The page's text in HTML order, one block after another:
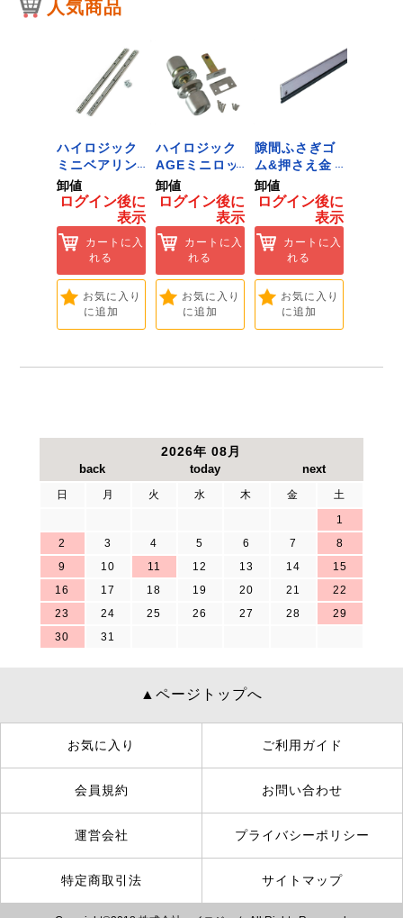
人気商品
ハイロジック
ミニベアリン
グタイプ 310
ミリ 72958
Hardware]
卸値
ログイン後に
表示
カートに入
れる
お気に入り
に追加
ハイロジック
AGEミニロッ
ク 360W
[Tools &
Hardware]
卸値
ログイン後に
表示
カートに入
れる
お気に入り
に追加
隙間ふさぎゴ
ム&押さえ金
物 72909
卸値
ログイン後に
表示
カートに入
れる
お気に入り
に追加
2026年 08月
日 月 火 水 木 金
土
1
2
3 4 5 6 7
8
9
10 11 12 13 14
15
16
17 18 19 20 21
22
23
24 25 26 27 28
29
30
31
▲ページトップへ
お気に入り ご利用ガイド
会員規約 お問い合わせ
運営会社 プライバシーポリシー
特定商取引法 サイトマップ